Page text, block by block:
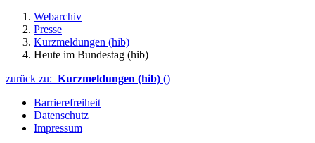
Webarchiv
Presse
Kurzmeldungen (hib)
Heute im Bundestag (hib)
zurück zu: Kurzmeldungen (hib) ()
Barrierefreiheit
Datenschutz
Impressum